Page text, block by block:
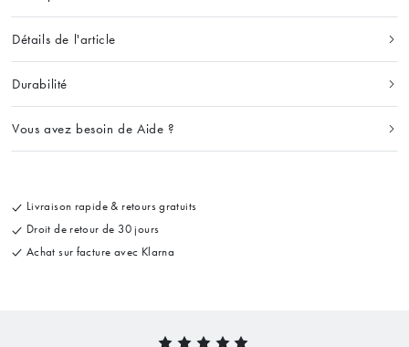
Détails de l'article
Durabilité
Vous avez besoin de Aide ?
Livraison rapide & retours gratuits
Droit de retour de 30 jours
Achat sur facture avec Klarna